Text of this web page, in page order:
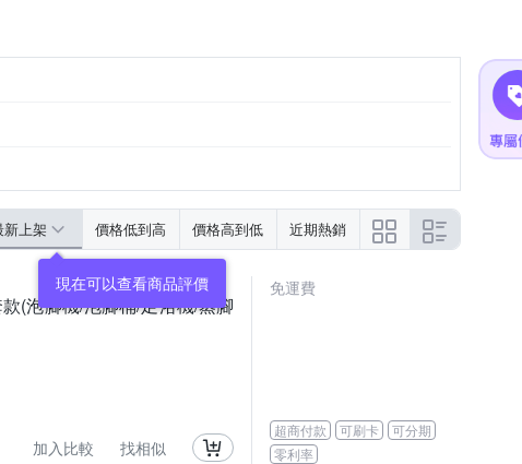
新上架 價格低到高 價格高到低 近期熱銷
現在可以查看商品評價
(泡腳機/泡腳桶/足浴機/蒸腳
加入比較 找相似
免運費
超商付款 可刷卡
可分期
零利率